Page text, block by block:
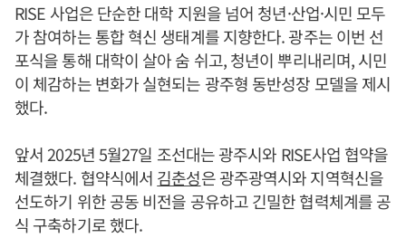
RISE 사업은 단순한 대학 지원을 넘어 청년·산업·시민 모두
가 참여하는 통합 혁신 생태계를 지향한다. 광주는 이번 선
포식을 통해 대학이 살아 숨 쉬고, 청년이 뿌리내리며, 시민
이 체감하는 변화가 실현되는 광주형 동반성장 모델을 제시
했다.
앞서 2025년 5월27일 조선대는 광주시와 RISE사업 협약을
체결했다. 협약식에서 김춘성은 광주광역시와 지역혁신을
선도하기 위한 공동 비전을 공유하고 긴밀한 협력체계를 공
식 구축하기로 했다.